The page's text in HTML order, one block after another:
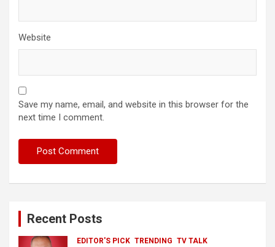
Website
Save my name, email, and website in this browser for the
next time I comment.
Recent Posts
EDITOR'S PICK TRENDING TV TALK